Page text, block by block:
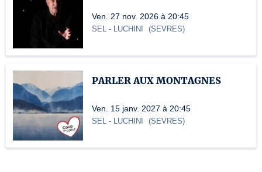
Ven. 27 nov. 2026 à 20:45
SEL - LUCHINI (SEVRES)
PARLER AUX MONTAGNES
Ven. 15 janv. 2027 à 20:45
SEL - LUCHINI (SEVRES)